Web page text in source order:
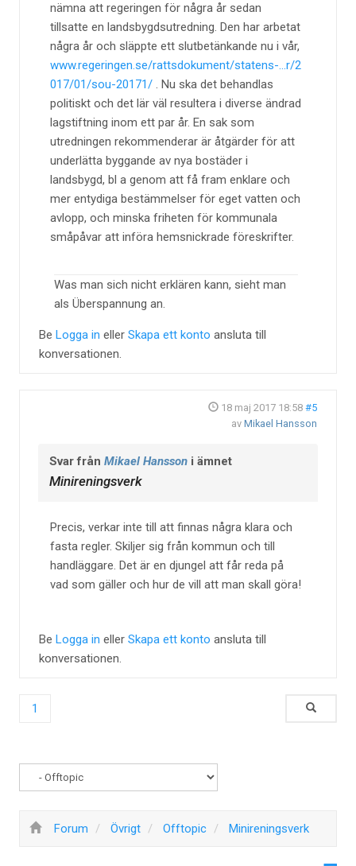
nämna att regeringen för några år sedan
tillsatte en landsbygdsutredning. Den har arbetat
några år och släppte ett slutbetänkande nu i vår,
www.regeringen.se/rattsdokument/statens-...r/2
017/01/sou-20171/ . Nu ska det behandlas
politiskt och det lär väl resultera i diverse ändrad
lagstiftning inom ett par år. En sak som
utredningen rekommenderar är åtgärder för att
underlätta byggande av nya bostäder i
landsbygd, bl a genom att få fram enklare och
mer entydiga bestämmelser för eget vatten och
avlopp, och minska friheten för kommunala
småpåvar att införa hemsnickrade föreskrifter.
Was man sich nicht erklären kann, sieht man
als Überspannung an.
Be Logga in eller Skapa ett konto ansluta till
konversationen.
18 maj 2017 18:58 #5
av Mikael Hansson
Svar från Mikael Hansson i ämnet
Minireningsverk
Precis, verkar inte till att finnas några klara och
fasta regler. Skiljer sig från kommun och till
handläggare. Det är en djungel att får reda på
vad som gäller och hur de vill att man skall göra!
Be Logga in eller Skapa ett konto ansluta till
konversationen.
1
Forum Övrigt Offtopic Minireningsverk